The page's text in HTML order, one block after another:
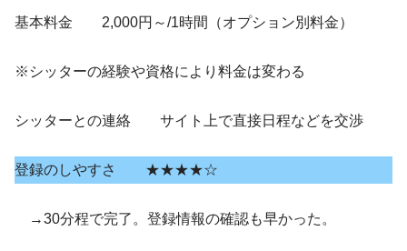
基本料金 2,000円～/1時間（オプション別料金）
※シッターの経験や資格により料金は変わる
シッターとの連絡 サイト上で直接日程などを交渉
登録のしやすさ ★★★★☆
→30分程で完了。登録情報の確認も早かった。